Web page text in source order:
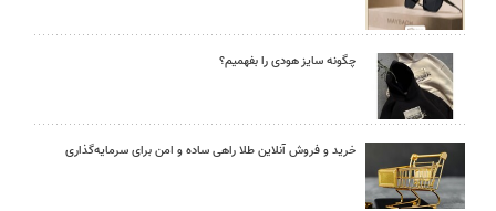
چگونه سایز هودی را بفهمیم؟
خرید و فروش آنلاین طلا راهی ساده و امن برای سرمایه‌گذاری